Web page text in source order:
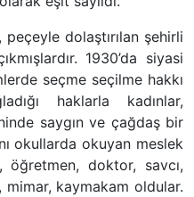
dolaştırılan şehirli
1930’da siyasi
seçme seçilme hakkı
haklarla kadınlar,
saygın ve çağdaş bir
okullarda okuyan meslek
öğretmen, doktor, savcı,
mimar, kaymakam oldular.